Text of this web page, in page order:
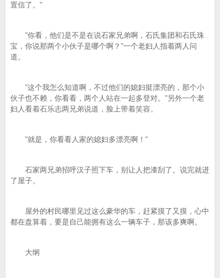
置信了。"
"你看，他们是不是在说石家兄弟啊，石氏集团和石氏珠
宝，你说那两个小伙子是哪个啊？"一个老妇人指着两人问
道。
"这个我怎么知道啊，不过他们的媳妇挺漂亮的，那个小
伙子也不赖，你看看，两个人站在一起多登对。"另外一个老
妇人看着石乐志两兄弟说道，脸上带着笑容。
"就是，你看看人家的媳妇多漂亮啊！"
石家两兄弟招呼汉子照下车，别让人把漆刮了。说完就进
了屋子。
屋外的村民哪里见过这么豪华的车，赶紧摸了又摸，心中
都在盘算着，要是自己能拥有这么一辆车子，那该多爽啊。
大纲